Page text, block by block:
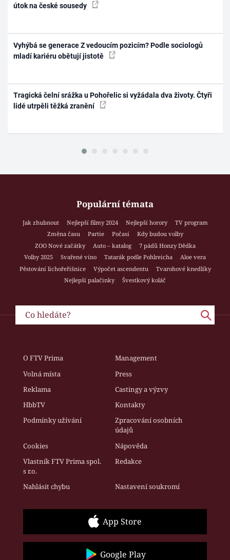
útok na české sousedy
Vyhýbá se generace Z vedoucím pozicím? Podle sociologů
mladí kariéru obětují jistotě
Tragická čelní srážka u Pohořelic si vyžádala dva životy. Čtyři
lidé utrpěli těžká zranění
Populární témata
Jak zhubnout Nejlepší filmy 2024 Nejlepší horory
TV program
Změna času
Partie Počasí
Kdy budou volby
ZOO Nové začátky
Auto – katalog
7 pádů Honzy Dědka
Volby 2025
Svařené víno Tatarák podle Pohlreicha
Aloe vera
Pěstování lichořeřišnice
Výpočet ascendentu
Tvarohové knedlíky
Nejlepší palačinky
Švestkový koláč
O FTV Prima
Management
Volná místa
Press
Reklama
Castingy a výzvy
HbbTV
Kontakty
Podmínky užívání
Zpracování osobních
údajů
Cookies
Nápověda
Vlastník FTV Prima spol.
s r.o.
Redakce
Nahlásit chybu Nastavení soukromí
App Store
Google Play